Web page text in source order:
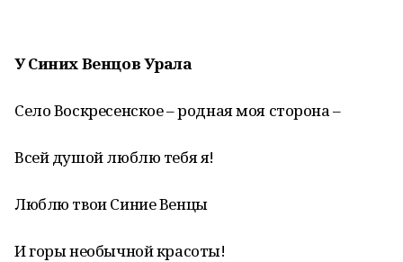
У Синих Венцов Урала
Село Воскресенское – родная моя сторона –
Всей душой люблю тебя я!
Люблю твои Синие Венцы
И горы необычной красоты!